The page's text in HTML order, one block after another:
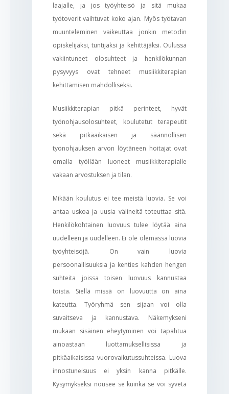
laajalle, ja jos työyhteisö ja sitä mukaa
työtoverit vaihtuvat koko ajan. Myös työtavan
muunteleminen vaikeuttaa jonkin metodin
opiskelijaksi, tuntijaksi ja kehittäjäksi. Oulussa
vakiintuneet olosuhteet ja henkilökunnan
pysyvyys ovat tehneet musiikkiterapian
kehittämisen mahdolliseksi.
Musiikkiterapian pitkä perinteet, hyvät
työnohjausolosuhteet, koulutetut terapeutit
sekä pitkäaikaisen ja säännöllisen
työnohjauksen arvon löytäneen hoitajat ovat
omalla työllään luoneet musiikkiterapialle
vakaan arvostuksen ja tilan.
Mikään koulutus ei tee meistä luovia. Se voi
antaa uskoa ja uusia välineitä toteuttaa sitä.
Henkilökohtainen luovuus tulee löytää aina
uudelleen ja uudelleen. Ei ole olemassa luovia
työyhteisöjä. On vain luovia
persoonallisuuksia ja kenties kahden hengen
suhteita joissa toisen luovuus kannustaa
toista. Siellä missä on luovuutta on aina
kateutta. Työryhmä sen sijaan voi olla
suvaitseva ja kannustava. Näkemykseni
mukaan sisäinen eheytyminen voi tapahtua
ainoastaan luottamuksellisissa ja
pitkäaikaisissa vuorovaikutussuhteissa. Luova
innostuneisuus ei yksin kanna pitkälle.
Kysymykseksi nousee se kuinka se voi syvetä